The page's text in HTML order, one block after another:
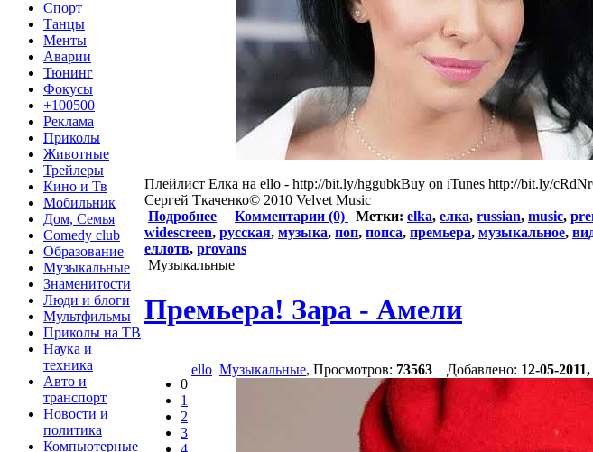
Спорт
Танцы
Менты
Аварии
Тюнинг
Фокусы
+100500
Реклама
Приколы
Животные
Трейлеры
Кино и Тв
Мобильник
Дом, Семья
Comedy club
Образование
Музыкальные
Знаменитости
Люди и блоги
Мультфильмы
Приколы на ТВ
Наука и
техника
Авто и
транспорт
Новости и
политика
Компьютерные
Плейлист Елка на ello - http://bit.ly/hggubkBuy on iTunes http://bit.ly/
Сергей Ткаченко© 2010 Velvet Music
Подробнее
Комментарии (0) Метки: elka, елка, russian, music,
widescreen, русская, музыка, поп, попса, премьера, музыкальное,
еллотв, provans
Музыкальные
Премьера! Зара - Амели
0
1
2
3
ello Музыкальные, Просмотров: 73563 Добавлено: 12-05-